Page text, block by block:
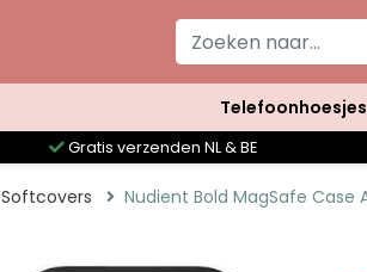
Telefoonhoesjes
Gratis verzenden NL & BE
Softcovers Nudient Bold MagSafe Case